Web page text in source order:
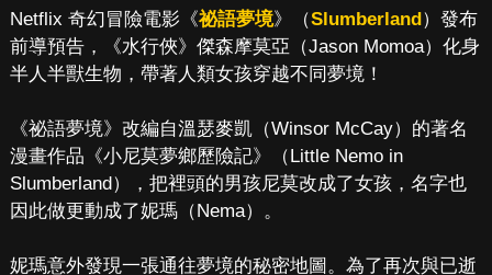
Netflix 奇幻冒險電影《祕語夢境》（Slumberland ）發布
前導預告，《水行俠》傑森摩莫亞（Jason Momoa）化身
半人半獸生物，帶著人類女孩穿越不同夢境！
《祕語夢境》改編自溫瑟麥凱（Winsor McCay）的著名
漫畫作品《小尼莫夢鄉歷險記》（Little Nemo in
Slumberland），把裡頭的男孩尼莫改成了女孩，名字也
因此做更動成了妮瑪（Nema）。
妮瑪意外發現一張通往夢境的秘密地圖。為了再次與已逝